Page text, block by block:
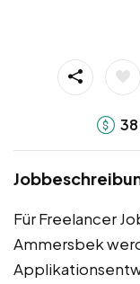
38
Für Freelancer
Ammersbek